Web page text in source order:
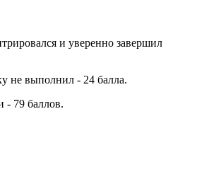
и уверенно завершил
не выполнил - 24 балла.
- 79 баллов.